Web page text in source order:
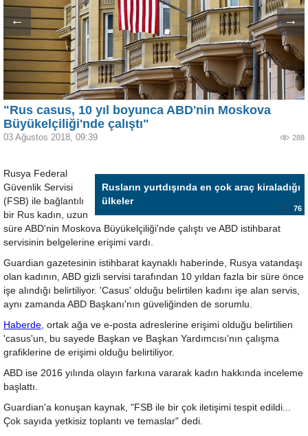
← →
"Rus casus, 10 yıl boyunca ABD'nin Moskova
Büyükelçiliği'nde çalıştı"
03 Ağustos 2018, 09:39 288
Rusların yurtdışında en çok araç kiraladığı
ülkeler
76
Rusya Federal
Güvenlik Servisi
(FSB) ile bağlantılı
bir Rus kadın, uzun
süre ABD'nin Moskova Büyükelçiliği'nde çalıştı ve ABD istihbarat
servisinin belgelerine erişimi vardı.
Guardian gazetesinin istihbarat kaynaklı haberinde, Rusya vatandaşı
olan kadının, ABD gizli servisi tarafından 10 yıldan fazla bir süre önce
işe alındığı belirtiliyor. 'Casus' olduğu belirtilen kadını işe alan servis,
aynı zamanda ABD Başkanı'nın güveliğinden de sorumlu.
Haberde, ortak ağa ve e-posta adreslerine erişimi olduğu belirtilien
'casus'un, bu sayede Başkan ve Başkan Yardımcısı'nın çalışma
grafiklerine de erişimi olduğu belirtiliyor.
ABD ise 2016 yılında olayın farkına vararak kadın hakkında inceleme
başlattı.
Guardian'a konuşan kaynak, "FSB ile bir çok iletişimi tespit edildi...
Çok sayıda yetkisiz toplantı ve temaslar" dedi.